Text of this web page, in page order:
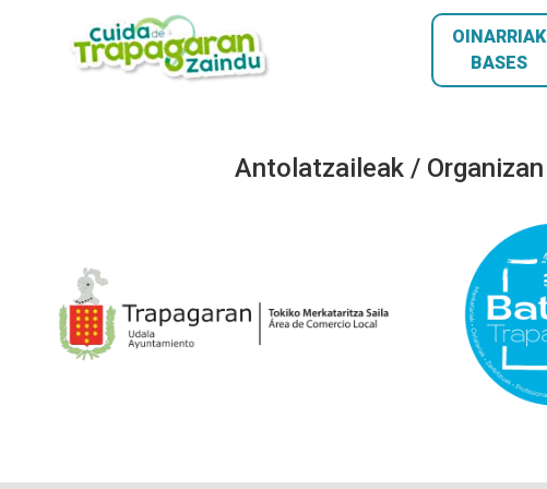
OINARRIAK
BASES
Antolatzaileak / Organizan